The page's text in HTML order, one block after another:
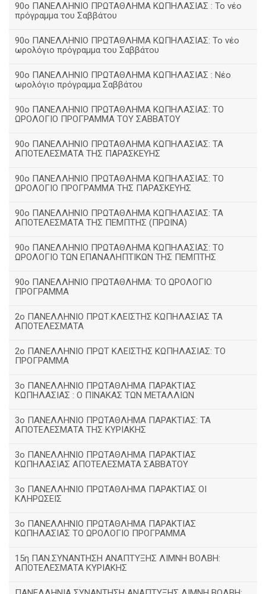
90ο ΠΑΝΕΛΛΗΝΙΟ ΠΡΩΤΑΘΛΗΜΑ ΚΩΠΗΛΑΣΙΑΣ : Το νέο
πρόγραμμα του Σαββάτου
90ο ΠΑΝΕΛΛΗΝΙΟ ΠΡΩΤΑΘΛΗΜΑ ΚΩΠΗΛΑΣΙΑΣ: Το νέο
ωρολόγιο πρόγραμμα του Σαββάτου
90ο ΠΑΝΕΛΛΗΝΙΟ ΠΡΩΤΑΘΛΗΜΑ ΚΩΠΗΛΑΣΙΑΣ : Νέο
ωρολόγιο πρόγραμμα Σαββάτου
90ο ΠΑΝΕΛΛΗΝΙΟ ΠΡΩΤΑΘΛΗΜΑ ΚΩΠΗΛΑΣΙΑΣ: ΤΟ
ΩΡΟΛΟΓΙΟ ΠΡΟΓΡΑΜΜΑ ΤΟΥ ΣΑΒΒΑΤΟΥ
90ο ΠΑΝΕΛΛΗΝΙΟ ΠΡΩΤΑΘΛΗΜΑ ΚΩΠΗΛΑΣΙΑΣ: ΤΑ
ΑΠΟΤΕΛΕΣΜΑΤΑ ΤΗΣ ΠΑΡΑΣΚΕΥΗΣ
90ο ΠΑΝΕΛΛΗΝΙΟ ΠΡΩΤΑΘΛΗΜΑ ΚΩΠΗΛΑΣΙΑΣ: ΤΟ
ΩΡΟΛΟΓΙΟ ΠΡΟΓΡΑΜΜΑ ΤΗΣ ΠΑΡΑΣΚΕΥΗΣ
90ο ΠΑΝΕΛΛΗΝΙΟ ΠΡΩΤΑΘΛΗΜΑ ΚΩΠΗΛΑΣΙΑΣ: ΤΑ
ΑΠΟΤΕΛΕΣΜΑΤΑ ΤΗΣ ΠΕΜΠΤΗΣ (ΠΡΩΙΝΑ)
90o ΠΑΝΕΛΛΗΝΙΟ ΠΡΩΤΑΘΛΗΜΑ ΚΩΠΗΛΑΣΙΑΣ: ΤΟ
ΩΡΟΛΟΓΙΟ ΤΩΝ ΕΠΑΝΑΛΗΠΤΙΚΩΝ ΤΗΣ ΠΕΜΠΤΗΣ
90ο ΠΑΝΕΛΛΗΝΙΟ ΠΡΩΤΑΘΛΗΜΑ: ΤΟ ΩΡΟΛΟΓΙΟ
ΠΡΟΓΡΑΜΜΑ
2ο ΠΑΝΕΛΛΗΝΙΟ ΠΡΩΤ.ΚΛΕΙΣΤΗΣ ΚΩΠΗΛΑΣΙΑΣ ΤΑ
ΑΠΟΤΕΛΕΣΜΑΤΑ
2ο ΠΑΝΕΛΛΗΝΙΟ ΠΡΩΤ ΚΛΕΙΣΤΗΣ ΚΩΠΗΛΑΣΙΑΣ: ΤΟ
ΠΡΟΓΡΑΜΜΑ
3ο ΠΑΝΕΛΛΗΝΙΟ ΠΡΩΤΑΘΛΗΜΑ ΠΑΡΑΚΤΙΑΣ
ΚΩΠΗΛΑΣΙΑΣ : Ο ΠΙΝΑΚΑΣ ΤΩΝ ΜΕΤΑΛΛΙΩΝ
3o ΠΑΝΕΛΛΗΝΙΟ ΠΡΩΤΑΘΛΗΜΑ ΠΑΡΑΚΤΙΑΣ: ΤΑ
ΑΠΟΤΕΛΕΣΜΑΤΑ ΤΗΣ ΚΥΡΙΑΚΗΣ
3ο ΠΑΝΕΛΛΗΝΙΟ ΠΡΩΤΑΘΛΗΜΑ ΠΑΡΑΚΤΙΑΣ
ΚΩΠΗΛΑΣΙΑΣ ΑΠΟΤΕΛΕΣΜΑΤΑ ΣΑΒΒΑΤΟΥ
3ο ΠΑΝΕΛΛΗΝΙΟ ΠΡΩΤΑΘΛΗΜΑ ΠΑΡΑΚΤΙΑΣ ΟΙ
ΚΛΗΡΩΣΕΙΣ
3ο ΠΑΝΕΛΛΗΝΙΟ ΠΡΩΤΑΘΛΗΜΑ ΠΑΡΑΚΤΙΑΣ
ΚΩΠΗΛΑΣΙΑΣ ΤΟ ΩΡΟΛΟΓΙΟ ΠΡΟΓΡΑΜΜΑ
15η ΠΑΝ.ΣΥΝΑΝΤΗΣΗ ΑΝΑΠΤΥΞΗΣ ΛΙΜΝΗ ΒΟΛΒΗ:
ΑΠΟΤΕΛΕΣΜΑΤΑ ΚΥΡΙΑΚΗΣ